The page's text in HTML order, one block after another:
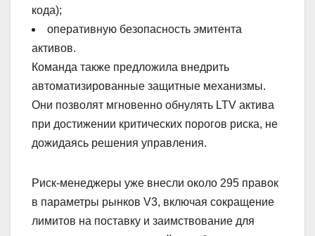
кода);
оперативную безопасность эмитента
активов.
Команда также предложила внедрить
автоматизированные защитные механизмы.
Они позволят мгновенно обнулять LTV актива
при достижении критических порогов риска, не
дожидаясь решения управления.
Риск-менеджеры уже внесли около 295 правок
в параметры рынков V3, включая сокращение
лимитов на поставку и заимствование для